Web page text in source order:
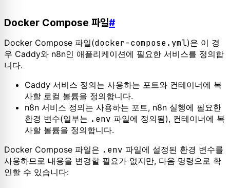
Docker Compose 파일#
Docker Compose 파일(docker-compose.yml)은 이 경
우 Caddy와 n8n인 애플리케이션에 필요한 서비스를 정의합
니다.
Caddy 서비스 정의는 사용하는 포트와 컨테이너에 복
사할 로컬 볼륨을 정의합니다.
n8n 서비스 정의는 사용하는 포트, n8n 실행에 필요한
환경 변수(일부는 .env 파일에 정의됨), 컨테이너에 복
사할 볼륨을 정의합니다.
Docker Compose 파일은 .env 파일에 설정된 환경 변수를
사용하므로 내용을 변경할 필요가 없지만, 다음 명령으로 확
인할 수 있습니다: